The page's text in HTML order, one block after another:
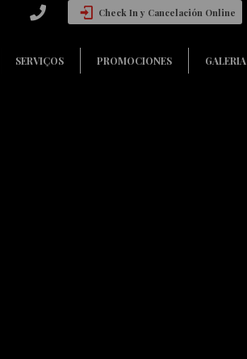
SERVIÇOS PROMOCIONES GALERIA
Check In y Cancelación Online